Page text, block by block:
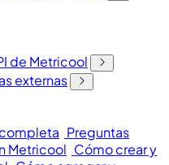
de Metricool
externas
Preguntas
Metricool Cómo crear y